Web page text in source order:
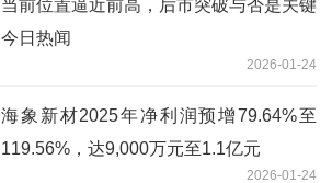
当前位置逼近前高，后市突破与否是关键
今日热闻
2026-01-24
海象新材2025年净利润预增79.64%至
119.56%，达9,000万元至1.1亿元
2026-01-24